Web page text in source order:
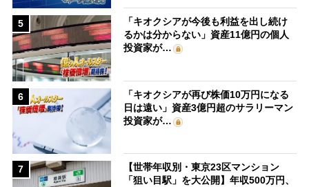
5
「キオクシアが今後も利益を出し続け
るかは分からない」資産11億円の個人
投資家が…
6
「キオクシアが再び株価10万円になる
日は遠い」資産3億円超のサラリーマン
投資家が…
7
【世帯年収別・東京23区マンション
「狙い目駅」を大公開】年収500万円、